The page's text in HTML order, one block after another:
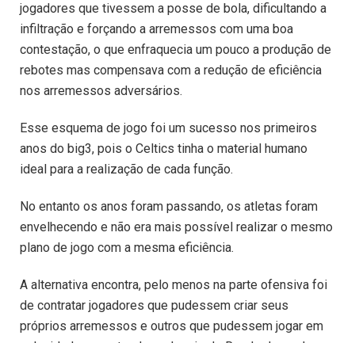
jogadores que tivessem a posse de bola, dificultando a
infiltração e forçando a arremessos com uma boa
contestação, o que enfraquecia um pouco a produção de
rebotes mas compensava com a redução de eficiência
nos arremessos adversários.
Esse esquema de jogo foi um sucesso nos primeiros
anos do big3, pois o Celtics tinha o material humano
ideal para a realização de cada função.
No entanto os anos foram passando, os atletas foram
envelhecendo e não era mais possível realizar o mesmo
plano de jogo com a mesma eficiência.
A alternativa encontra, pelo menos na parte ofensiva foi
de contratar jogadores que pudessem criar seus
próprios arremessos e outros que pudessem jogar em